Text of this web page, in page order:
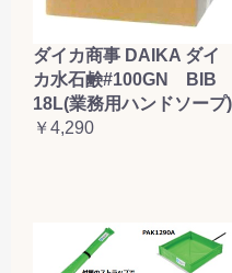
ダイカ商事 DAIKA ダイ
カ水石鹸#100GN BIB
18L(業務用ハンドソープ)
￥4,290